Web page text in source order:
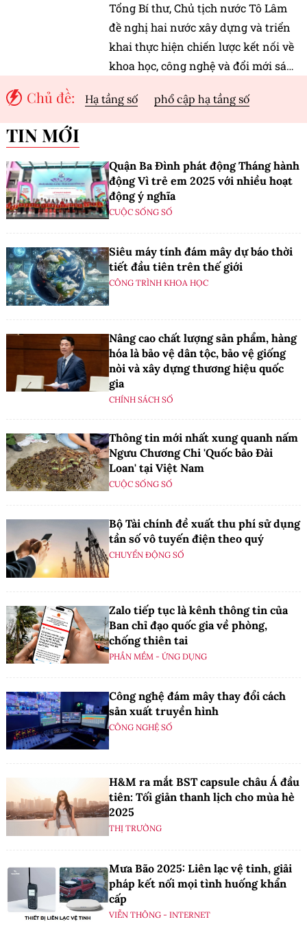
Tổng Bí thư, Chủ tịch nước Tô Lâm
đề nghị hai nước xây dựng và triển
khai thực hiện chiến lược kết nối về
khoa học, công nghệ và đổi mới sáng
Chủ đề: Hạ tầng số phổ cập hạ tầng số
TIN MỚI
Quận Ba Đình phát động Tháng hành
động Vì trẻ em 2025 với nhiều hoạt
động ý nghĩa
CUỘC SỐNG SỐ
Siêu máy tính đám mây dự báo thời
tiết đầu tiên trên thế giới
CÔNG TRÌNH KHOA HỌC
Nâng cao chất lượng sản phẩm, hàng
hóa là bảo vệ dân tộc, bảo vệ giống
nòi và xây dựng thương hiệu quốc
gia
CHÍNH SÁCH SỐ
Thông tin mới nhất xung quanh nấm
Ngưu Chương Chi 'Quốc bảo Đài
Loan' tại Việt Nam
CUỘC SỐNG SỐ
Bộ Tài chính đề xuất thu phí sử dụng
tần số vô tuyến điện theo quý
CHUYỂN ĐỘNG SỐ
Zalo tiếp tục là kênh thông tin của
Ban chỉ đạo quốc gia về phòng,
chống thiên tai
PHẦN MỀM - ỨNG DỤNG
Công nghệ đám mây thay đổi cách
sản xuất truyền hình
CÔNG NGHỆ SỐ
H&M ra mắt BST capsule châu Á đầu
tiên: Tối giản thanh lịch cho mùa hè
2025
THỊ TRƯỜNG
Mưa Bão 2025: Liên lạc vệ tinh, giải
pháp kết nối mọi tình huống khẩn
cấp
VIỄN THÔNG - INTERNET